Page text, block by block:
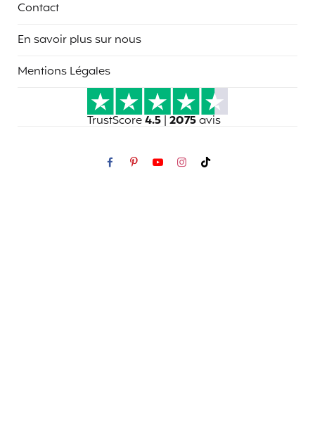
Contact
En savoir plus sur nous
Mentions Légales
TrustScore4.5 | 2075avis